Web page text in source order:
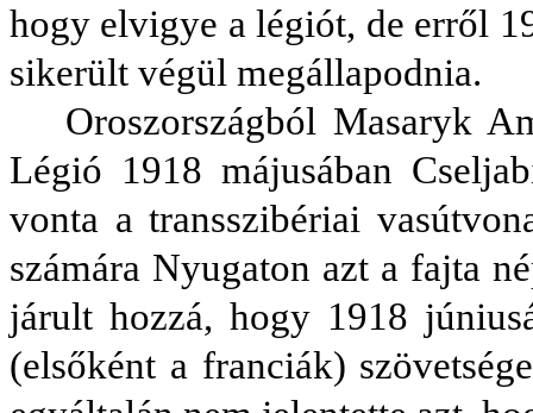
hogy elvigye a légiót, de erről
sikerült végül megállapodnia.
Oroszországból Masaryk
Légió 1918 májusában
vonta a transszibériai
számára Nyugaton azt a fajta
járult hozzá, hogy 1918
(elsőként a franciák)